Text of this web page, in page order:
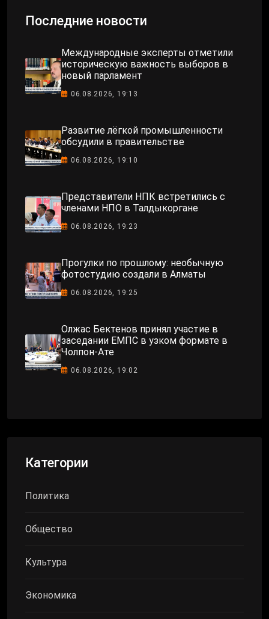
Последние новости
Международные эксперты отметили
историческую важность выборов в
новый парламент
06.08.2026, 19:13
Развитие лёгкой промышленности
обсудили в правительстве
06.08.2026, 19:10
Представители НПК встретились с
членами НПО в Талдыкоргане
06.08.2026, 19:23
Прогулки по прошлому: необычную
фотостудию создали в Алматы
06.08.2026, 19:25
Олжас Бектенов принял участие в
заседании ЕМПС в узком формате в
Чолпон-Ате
06.08.2026, 19:02
Категории
Политика
Общество
Культура
Экономика